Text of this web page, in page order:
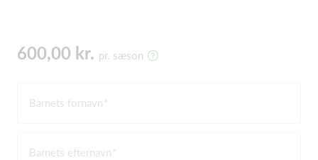
600,00 kr. pr. sæson
Barnets fornavn
Barnets efternavn